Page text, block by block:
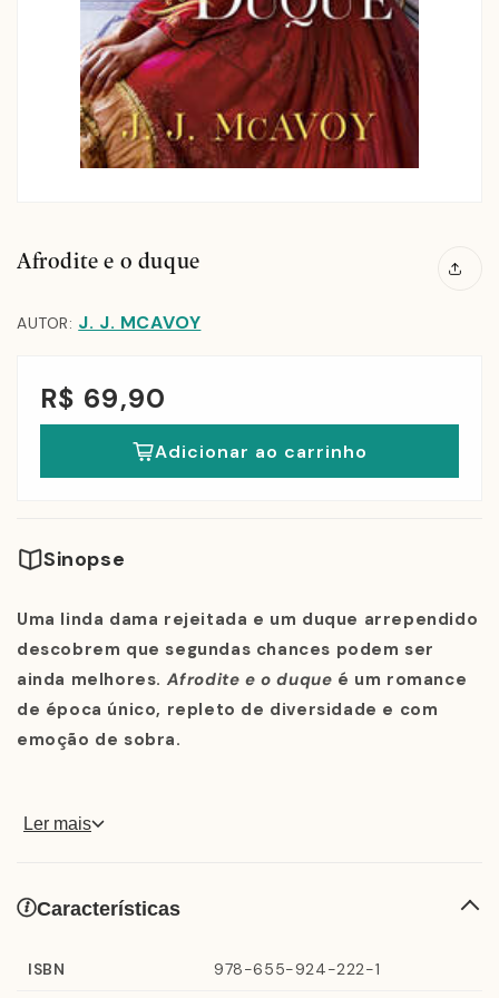
Afrodite e o duque
AUTOR: J. J. MCAVOY
R$ 69,90
Adicionar ao carrinho
Sinopse
Uma linda dama rejeitada e um duque arrependido
descobrem que segundas chances podem ser
ainda melhores. Afrodite e o duque é um romance
de época único, repleto de diversidade e com
emoção de sobra.
Afrodite Du Bell sempre se ressentiu do próprio nome.
mesmo a rainha — elogiarem sua pele preta, os cachos
perfeitos e os traços primorosos, Afrodite não
Ler mais
Características
ISBN 978-655-924-222-1